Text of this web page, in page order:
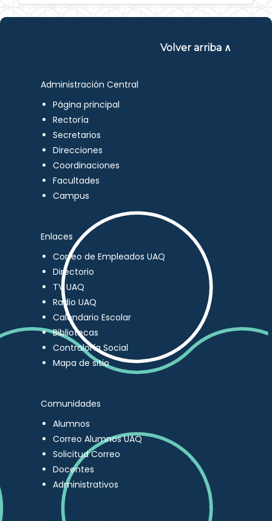
Volver arriba ∧
Administración Central
Página principal
Rectoría
Secretarios
Direcciones
Coordinaciones
Facultades
Campus
Enlaces
Correo de Empleados UAQ
Directorio
TV UAQ
Radio UAQ
Calendario Escolar
Bibliotecas
Contraloría Social
Mapa de sitio
Comunidades
Alumnos
Correo Alumnos UAQ
Solicitud Correo
Docentes
Administrativos